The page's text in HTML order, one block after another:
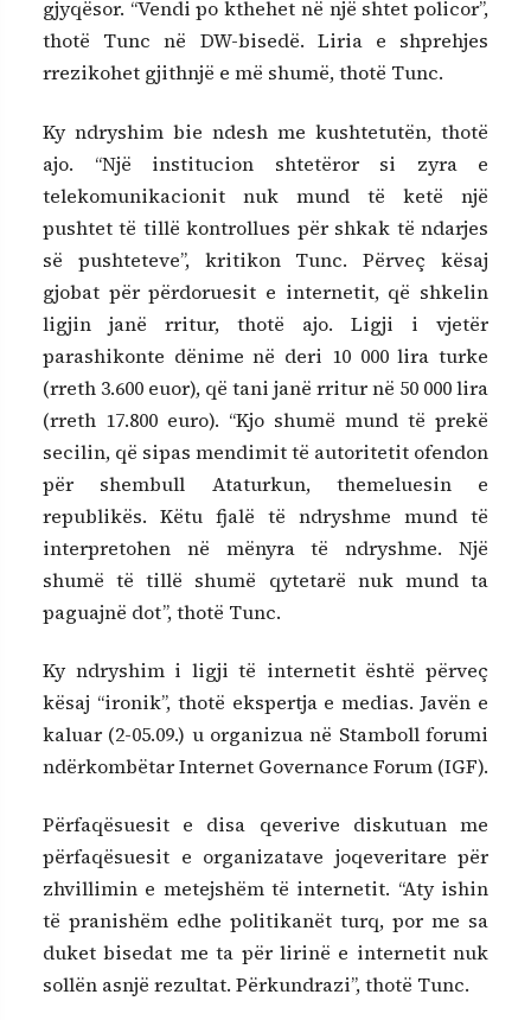
gjyqësor. “Vendi po kthehet në një shtet policor”,
thotë Tunc në DW-bisedë. Liria e shprehjes
rrezikohet gjithnjë e më shumë, thotë Tunc.
Ky ndryshim bie ndesh me kushtetutën, thotë
ajo. “Një institucion shtetëror si zyra e
telekomunikacionit nuk mund të ketë një
pushtet të tillë kontrollues për shkak të ndarjes
së pushteteve”, kritikon Tunc. Përveç kësaj
gjobat për përdoruesit e internetit, që shkelin
ligjin janë rritur, thotë ajo. Ligji i vjetër
parashikonte dënime në deri 10 000 lira turke
(rreth 3.600 euor), që tani janë rritur në 50 000 lira
(rreth 17.800 euro). “Kjo shumë mund të prekë
secilin, që sipas mendimit të autoritetit ofendon
për shembull Ataturkun, themeluesin e
republikës. Këtu fjalë të ndryshme mund të
interpretohen në mënyra të ndryshme. Një
shumë të tillë shumë qytetarë nuk mund ta
paguajnë dot”, thotë Tunc.
Ky ndryshim i ligji të internetit është përveç
kësaj “ironik”, thotë ekspertja e medias. Javën e
kaluar (2-05.09.) u organizua në Stamboll forumi
ndërkombëtar Internet Governance Forum (IGF).
Përfaqësuesit e disa qeverive diskutuan me
përfaqësuesit e organizatave joqeveritare për
zhvillimin e metejshëm të internetit. “Aty ishin
të pranishëm edhe politikanët turq, por me sa
duket bisedat me ta për lirinë e internetit nuk
sollën asnjë rezultat. Përkundrazi”, thotë Tunc.